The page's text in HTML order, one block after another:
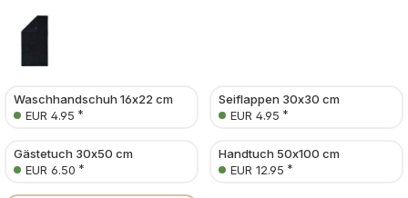
Waschhandschuh 16x22 cm
EUR 4.95 *
Seiflappen 30x30 cm
EUR 4.95 *
Gästetuch 30x50 cm
EUR 6.50 *
Handtuch 50x100 cm
EUR 12.95 *